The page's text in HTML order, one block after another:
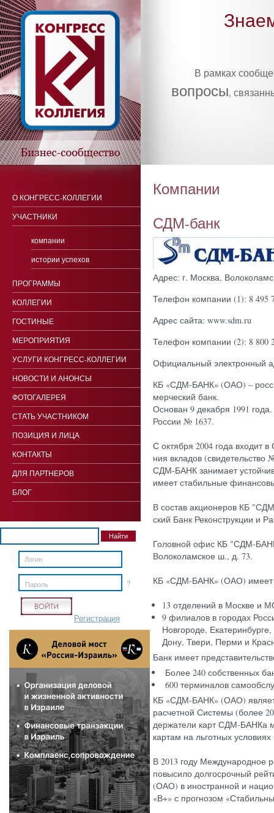
В рамках
вопросы,
Компании
СДМ-банк
Адрес: г. Мос­ква,
Телефон компании (1): 8 495
Адрес сайта: www.sdm.ru
Телефон компании (2): 8 800
Официальный электронный
КБ «СДМ-БАНК» (О­АО) –
мерчес­кий банк.
Ос­но­ван 9 де­каб­ря 1991
Рос­сии № 1637.
С ок­тября 2004 го­да вхо­дит
ния вкла­дов (сви­детель­ство
СДМ-БАНК за­нима­ет
име­ет ста­биль­ные
В сос­тав ак­ци­оне­ров КБ
ский Банк Ре­конс­трук­ции и
Го­лов­ной офис КБ "СДМ-
Во­локо­лам­ское ш., д. 73.
КБ «СДМ-БАНК» (О­АО) име­ет
13 отделений в Москве и
9 филиалов в городах
Новгороде,
Дону, Твери, Перми и
Банк имеет
Более 240 собственных
600 терминалов
КБ «СДМ-БАНК» (ОАО)
расчетной Системы (более
держатели карт СДМ-БАНКа
картам на льготных
В 2013 году Международное
повысило долгосрочный
(ОАО) в иностранной и
«В+» с прогнозом
О КОНГРЕСС-КОЛЛЕГИИ
УЧАСТНИКИ
компании
истории успехов
ПРОГРАММЫ
КОЛЛЕГИИ
ГОСТИНЫЕ
МЕРОПРИЯТИЯ
УСЛУГИ КОНГРЕСС-КОЛЛЕГИИ
НОВОСТИ И АНОНСЫ
ФОТОГАЛЕРЕЯ
СТАТЬ УЧАСТНИКОМ
ПОЗИЦИЯ И ЛИЦА
КОНТАКТЫ
ДЛЯ ПАРТНЕРОВ
БЛОГ
?
Пароль
Регистрация